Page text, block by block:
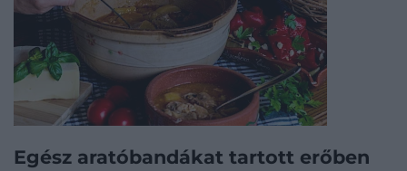
Egész aratóbandákat tartott erőben